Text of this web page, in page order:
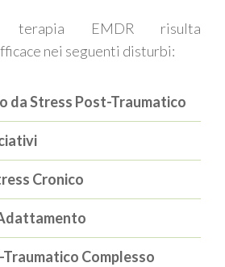
EMDR risulta
nei seguenti disturbi:
da Stress Post-Traumatico
Cronico
Complesso